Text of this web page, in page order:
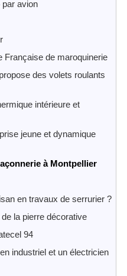
avion
Française de maroquinerie
des volets roulants
intérieure et
jeune et dynamique
à Montpellier
en travaux de serrurier ?
la pierre décorative
94
industriel et un électricien